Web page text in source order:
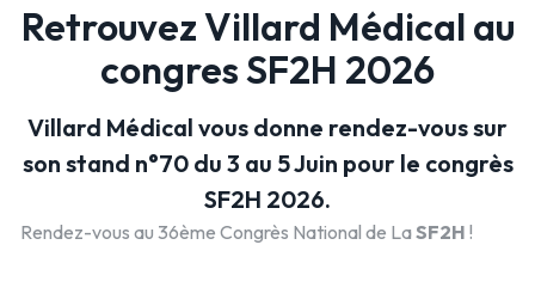
Retrouvez Villard Médical au
congres SF2H 2026
Villard Médical vous donne rendez-vous sur
son stand n°70 du 3 au 5 Juin pour le congrès
SF2H 2026.
Rendez-vous au 36ème Congrès National de LaSF2H !